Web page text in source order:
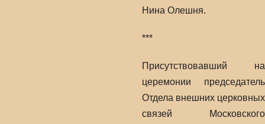
Нина Олешня.
***
Присутствовавший на
церемонии председатель
Отдела внешних церковных
связей Московского